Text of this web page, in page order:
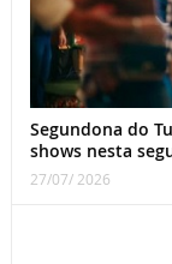
Segundona do
shows nesta
27/07/ 2026